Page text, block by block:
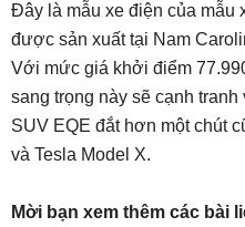
Đây là mẫu xe điện của mẫu
được sản xuất tại Nam
Với mức giá khởi điểm
sang trọng này sẽ cạnh
SUV EQE đắt hơn một chút
và Tesla Model X.
Mời bạn xem thêm các bài